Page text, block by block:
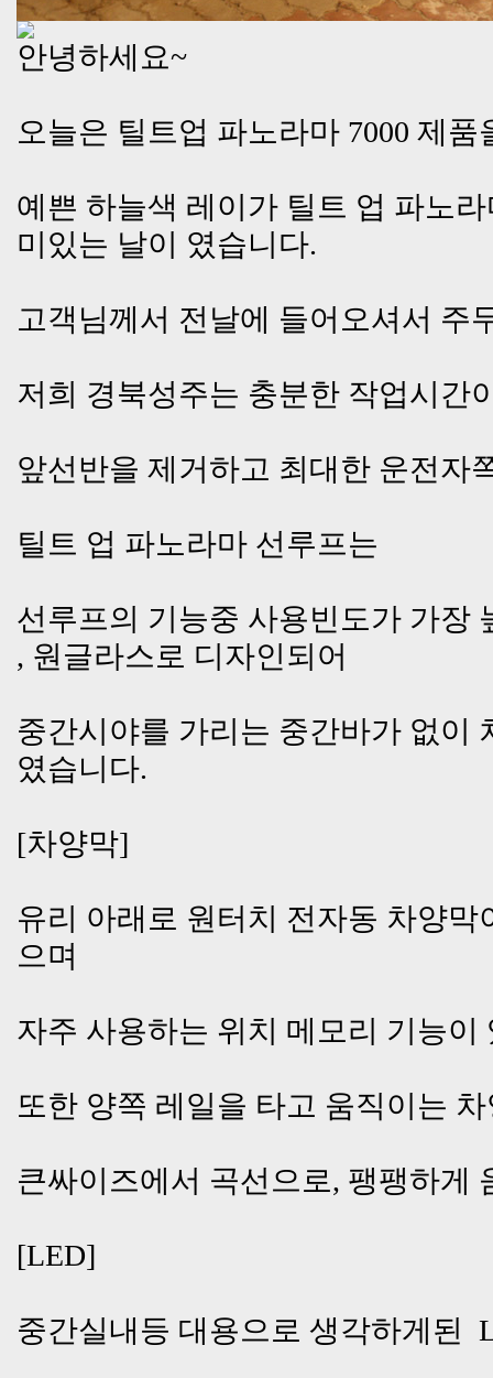
안녕하세요~
오늘은 틸트업 파노라마 7000 제
예쁜 하늘색 레이가 틸트 업 파노
미있는 날이 였습니다.
고객님께서 전날에 들어오셔서 주
저희 경북성주는 충분한 작업시간
앞선반을 제거하고 최대한 운전자
틸트 업 파노라마 선루프는
선루프의 기능중 사용빈도가 가장
, 원글라스로 디자인되어
중간시야를 가리는 중간바가 없이
였습니다.
[차양막]
유리 아래로 원터치 전자동 차양
으며
자주 사용하는 위치 메모리 기능이
또한 양쪽 레일을 타고 움직이는
큰싸이즈에서 곡선으로, 팽팽하게
[LED]
중간실내등 대용으로 생각하게된